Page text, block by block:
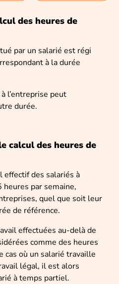
des heures de
par un salarié est régi
à la durée
l’entreprise peut
durée.
calcul des heures de
effectif des salariés à
par semaine,
quel que soit leur
de référence.
effectuées au-delà de
comme des heures
cas où un salarié travaille
légal, il est alors
à temps partiel.